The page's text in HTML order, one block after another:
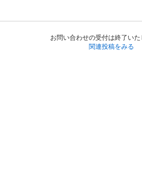
お問い合わせの受付は終了いた
関連投稿をみる